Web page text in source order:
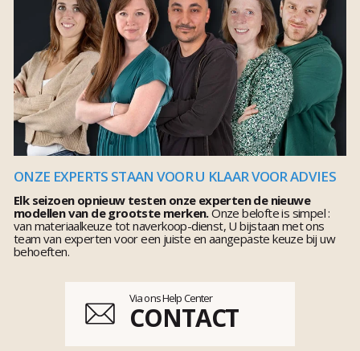
ONZE EXPERTS STAAN VOOR U KLAAR VOOR ADVIES
Elk seizoen opnieuw testen onze experten de nieuwe
modellen van de grootste merken.Onze belofte is simpel :
van materiaalkeuze tot naverkoop-dienst, U bijstaan met ons
team van experten voor een juiste en aangepaste keuze bij uw
behoeften.
Via ons Help Center
CONTACT